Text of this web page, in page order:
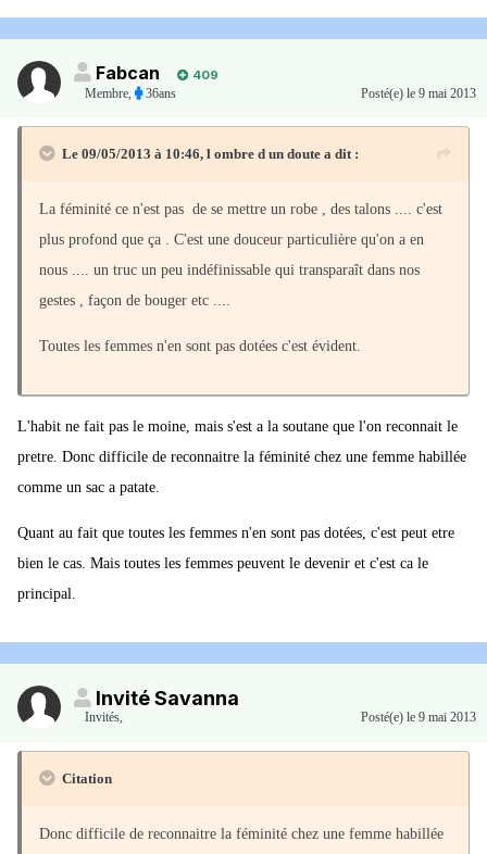
Fabcan
409
Membre
36ans Posté(e) le 9 mai 2013
Le 09/05/2013 à 10:46, l ombre d un doute a dit :
La féminité ce n'est pas de se mettre un robe , des talons .... c'est
plus profond que ça . C'est une douceur particulière qu'on a en
nous .... un truc un peu indéfinissable qui transparaît dans nos
gestes , façon de bouger etc ....
Toutes les femmes n'en sont pas dotées c'est évident.
L'habit ne fait pas le moine, mais s'est a la soutane que l'on reconnait le
pretre. Donc difficile de reconnaitre la féminité chez une femme habillée
comme un sac a patate.
Quant au fait que toutes les femmes n'en sont pas dotées, c'est peut etre
bien le cas. Mais toutes les femmes peuvent le devenir et c'est ca le
principal.
Invité Savanna
Invités Posté(e) le 9 mai 2013
Citation
Donc difficile de reconnaitre la féminité chez une femme habillée